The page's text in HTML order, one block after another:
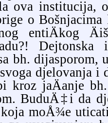
ova institucija,
o
entiÄkog
Dejtonska
bh. dijasporom,
djelovanja i
kroz jaÄanje
BuduÄ‡i da
moÅ¾e